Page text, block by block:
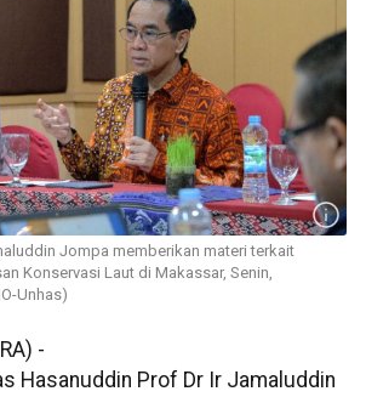
Jompa memberikan materi terkait
Konservasi Laut di Makassar, Senin,
Unhas)
-
Hasanuddin Prof Dr Ir Jamaluddin